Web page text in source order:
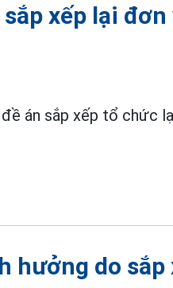
xếp lại
án sắp xếp tổ chức
hưởng do sắp